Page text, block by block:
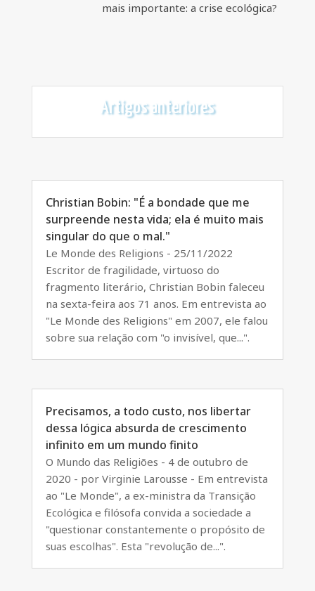
mais importante: a crise ecológica?
Artigos anteriores
Christian Bobin: "É a bondade que me
surpreende nesta vida; ela é muito mais
singular do que o mal."
Le Monde des Religions - 25/11/2022
Escritor de fragilidade, virtuoso do
fragmento literário, Christian Bobin faleceu
na sexta-feira aos 71 anos. Em entrevista ao
"Le Monde des Religions" em 2007, ele falou
sobre sua relação com "o invisível, que...".
Precisamos, a todo custo, nos libertar
dessa lógica absurda de crescimento
infinito em um mundo finito
O Mundo das Religiões - 4 de outubro de
2020 - por Virginie Larousse - Em entrevista
ao "Le Monde", a ex-ministra da Transição
Ecológica e filósofa convida a sociedade a
"questionar constantemente o propósito de
suas escolhas". Esta "revolução de...".